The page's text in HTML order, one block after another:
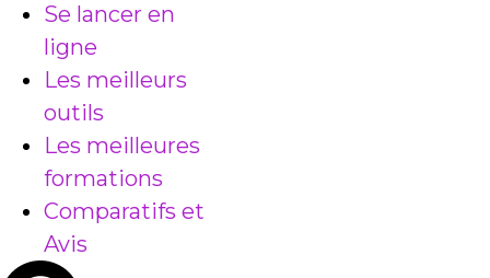
Se lancer en
ligne
Les meilleurs
outils
Les meilleures
formations
Comparatifs et
Avis